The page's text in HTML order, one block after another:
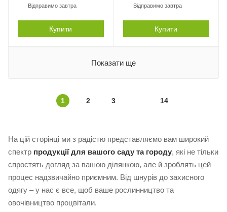
Відправимо завтра
Купити
Відправимо завтра
Купити
Показати ще
1 2 3 14
На цій сторінці ми з радістю представляємо вам широкий
спектр продукції для вашого саду та городу, які не тільки
спростять догляд за вашою ділянкою, але й зроблять цей
процес надзвичайно приємним. Від шнурів до захисного
одягу – у нас є все, щоб ваше рослинництво та
овочівництво процвітали.